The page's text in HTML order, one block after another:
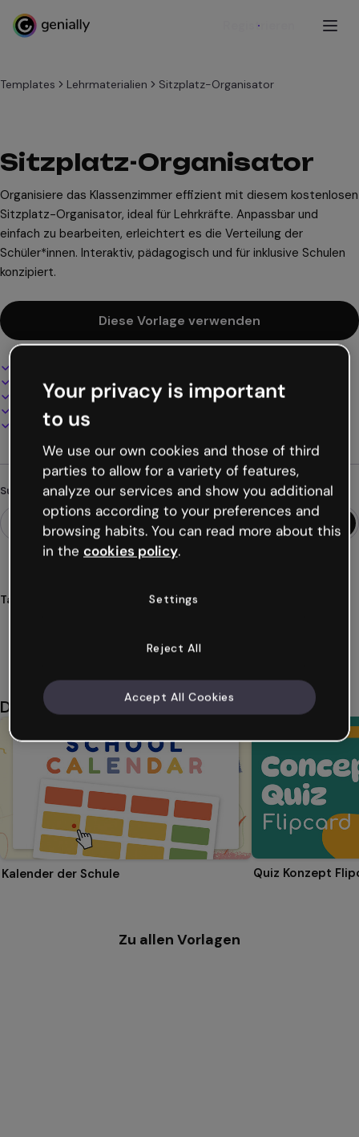
Registrieren
Templates Lehrmaterialien Sitzplatz-Organisator
Sitzplatz-Organisator
Organisiere das Klassenzimmer effizient mit diesem kostenlosen
Sitzplatz-Organisator, ideal für Lehrkräfte. Anpassbar und
einfach zu bearbeiten, erleichtert es die Verteilung der
Schüler*innen. Interaktiv, pädagogisch und für inklusive Schulen
konzipiert.
Diese Vorlage verwenden
100% anpassbar
Audio, Video und Multimedia hinzufügen
Online präsentieren, teilen oder veröffentlichen
Als PDF, MP4 und andere Formate herunterladen
Suchst du etwas anderes?
Tags
Das könnte dir auch gefallen
Kalender der Schule Quiz Konzept
Zu allen Vorlagen
Your privacy is important
to us
We use our own cookies and those of third
parties to allow for a variety of features,
analyze our services and show you additional
options according to your preferences and
browsing habits. You can read more about this
in the cookies policy.
Settings
Reject All
Accept All Cookies